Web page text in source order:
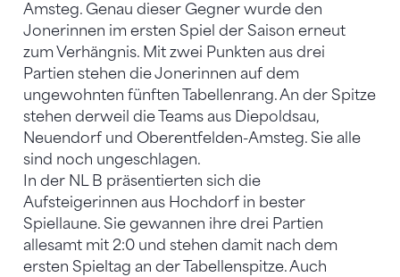
Amsteg. Genau dieser Gegner wurde den
Jonerinnen im ersten Spiel der Saison erneut
zum Verhängnis. Mit zwei Punkten aus drei
Partien stehen die Jonerinnen auf dem
ungewohnten fünften Tabellenrang. An der Spitze
stehen derweil die Teams aus Diepoldsau,
Neuendorf und Oberentfelden-Amsteg. Sie alle
sind noch ungeschlagen.
In der NL B präsentierten sich die
Aufsteigerinnen aus Hochdorf in bester
Spiellaune. Sie gewannen ihre drei Partien
allesamt mit 2:0 und stehen damit nach dem
ersten Spieltag an der Tabellenspitze. Auch